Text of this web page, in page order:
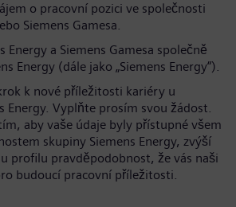
o pracovní pozici ve společnosti
Siemens Gamesa.
Energy a Siemens Gamesa společně
Energy (dále jako „Siemens Energy“).
k nové příležitosti kariéry u
Energy. Vyplňte prosím svou žádost.
aby vaše údaje byly přístupné všem
skupiny Siemens Energy, zvýší
profilu pravděpodobnost, že vás naši
budoucí pracovní příležitosti.